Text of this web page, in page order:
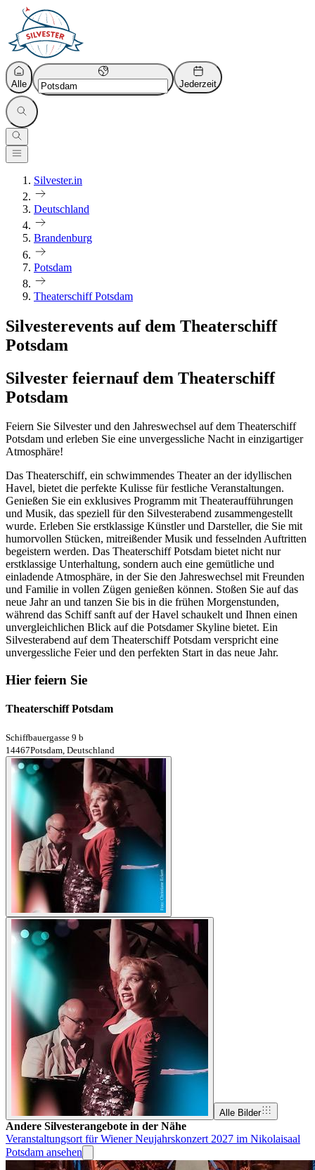
Alle Jederzeit
Silvester.in
Deutschland
Brandenburg
Potsdam
Theaterschiff Potsdam
Silvesterevents auf dem Theaterschiff
Potsdam
Silvester feiernauf dem Theaterschiff
Potsdam
Feiern Sie Silvester und den Jahreswechsel auf dem Theaterschiff
Potsdam und erleben Sie eine unvergessliche Nacht in einzigartiger
Atmosphäre!
Das Theaterschiff, ein schwimmendes Theater an der idyllischen
Havel, bietet die perfekte Kulisse für festliche Veranstaltungen.
Genießen Sie ein exklusives Programm mit Theateraufführungen
und Musik, das speziell für den Silvesterabend zusammengestellt
wurde. Erleben Sie erstklassige Künstler und Darsteller, die Sie mit
humorvollen Stücken, mitreißender Musik und fesselnden Auftritten
begeistern werden. Das Theaterschiff Potsdam bietet nicht nur
erstklassige Unterhaltung, sondern auch eine gemütliche und
einladende Atmosphäre, in der Sie den Jahreswechsel mit Freunden
und Familie in vollen Zügen genießen können. Stoßen Sie auf das
neue Jahr an und tanzen Sie bis in die frühen Morgenstunden,
während das Schiff sanft auf der Havel schaukelt und Ihnen einen
unvergleichlichen Blick auf die Potsdamer Skyline bietet. Ein
Silvesterabend auf dem Theaterschiff Potsdam verspricht eine
unvergessliche Feier und den perfekten Start in das neue Jahr.
Hier feiern Sie
Theaterschiff Potsdam
Schiffbauergasse 9 b
14467Potsdam, Deutschland
Alle Bilder
Andere Silvesterangebote in der Nähe
Veranstaltungsort für Wiener Neujahrskonzert 2027 im Nikolaisaal
Potsdam ansehen